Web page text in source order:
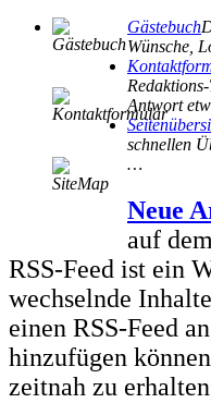
Gästebuch
Wünsche,
Antwort
schnellen
…
Neue
auf
RSS-Feed ist ein
wechselnde
einen RSS-Feed
hinzufügen
zeitnah zu